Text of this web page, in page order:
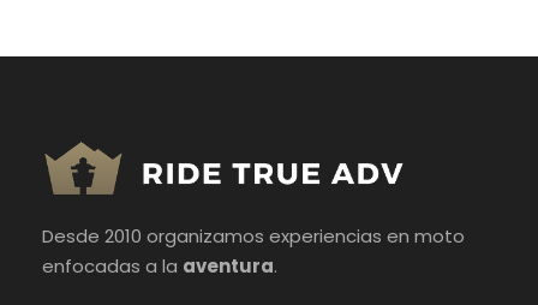
Desde 2010 organizamos experiencias en moto
enfocadas a la aventura.